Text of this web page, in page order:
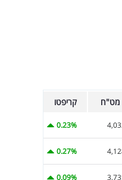
מט"ח קריפטו
0.23%
0.27%
0.09%